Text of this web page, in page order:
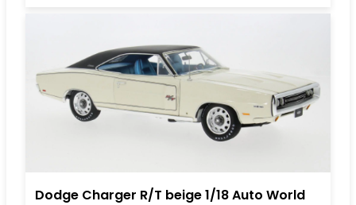
Dodge Charger R/T beige 1/18 Auto World